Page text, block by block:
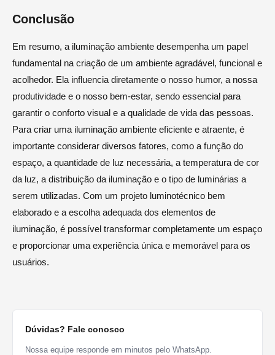
Conclusão
Em resumo, a iluminação ambiente desempenha um papel
fundamental na criação de um ambiente agradável, funcional e
acolhedor. Ela influencia diretamente o nosso humor, a nossa
produtividade e o nosso bem-estar, sendo essencial para
garantir o conforto visual e a qualidade de vida das pessoas.
Para criar uma iluminação ambiente eficiente e atraente, é
importante considerar diversos fatores, como a função do
espaço, a quantidade de luz necessária, a temperatura de cor
da luz, a distribuição da iluminação e o tipo de luminárias a
serem utilizadas. Com um projeto luminotécnico bem
elaborado e a escolha adequada dos elementos de
iluminação, é possível transformar completamente um espaço
e proporcionar uma experiência única e memorável para os
usuários.
Dúvidas? Fale conosco
Nossa equipe responde em minutos pelo WhatsApp.